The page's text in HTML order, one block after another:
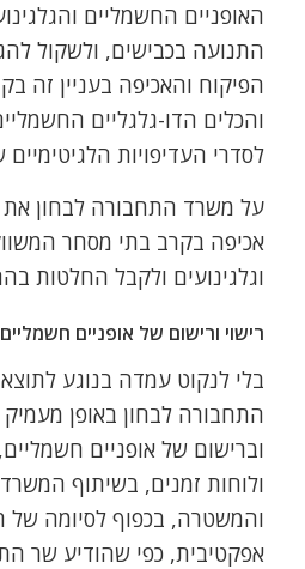
האופניים החשמליים
התנועה בכבישים, ולשקול
הפיקוח והאכיפה בעניין זה
והכלים הדו-גלגליים
לסדרי העדיפויות הלגיטימיים
על משרד התחבורה לבחון את
אכיפה בקרב בתי מסחר
וגלגינועים ולקבל החלטות
רישוי ורישום של אופניים חשמליים
בלי לנקוט עמדה בנוגע
התחבורה לבחון באופן מעמיק
וברישום של אופניים
ולוחות זמנים, בשיתוף
והמשטרה, בכפוף לסיומה של
אפקטיבית, כפי שהודיע שר